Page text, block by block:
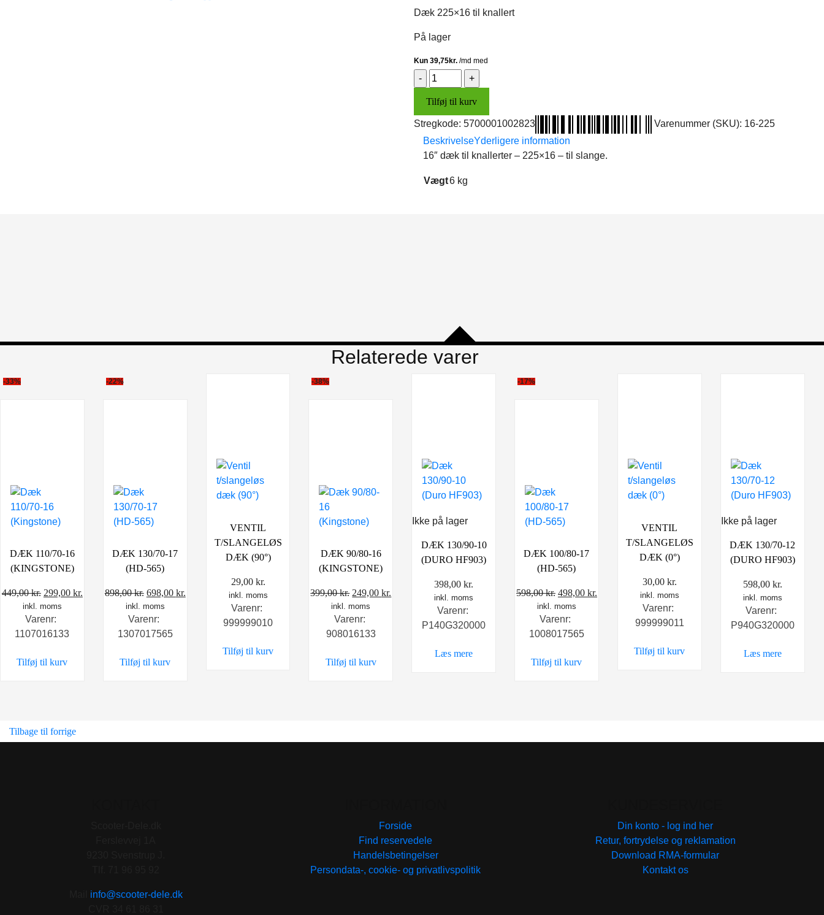
Dæk 225×16 til knallert
På lager
Dæk
225x16
antal
Tilføj til kurv
Stregkode: 5700001002823 Varenummer (SKU): 16-225
BeskrivelseYderligere information
16″ dæk til knallerter – 225×16 – til slange.
Vægt6 kg
Relaterede varer
-33%
DÆK 110/70-16
(KINGSTONE)
449,00kr. Den
oprindelige
pris
var:
299,00 kr.Den
inkl. moms
Varenr:
1107016133
Tilføj til kurv
-22%
DÆK 130/70-17
(HD-565)
898,00kr. Den
oprindelige
pris
var:
698,00 kr.Den
698,00 kr..
inkl. moms
Varenr:
1307017565
Tilføj til kurv
VENTIL
T/SLANGELØS
DÆK (90°)
29,00 kr.
inkl. moms
Varenr:
999999010
Tilføj til kurv
-38%
DÆK 90/80-16
(KINGSTONE)
399,00kr. Den
oprindelige
pris
var:
249,00kr.
249,00 kr..
inkl. moms
Varenr:
908016133
Tilføj til kurv
Ikke på lager
DÆK 130/90-10
(DURO HF903)
398,00kr.
inkl. moms
Varenr:
P140G320000
Læs mere
-17%
DÆK 100/80-17
(HD-565)
598,00kr. Den
oprindelige
pris
var:
498,00 kr.Den
498,00 kr..
inkl. moms
Varenr:
1008017565
Tilføj til kurv
VENTIL
T/SLANGELØS
DÆK (0°)
30,00 kr.
inkl. moms
Varenr:
999999011
Tilføj til kurv
Ikke på lager
DÆK 130/70-12
(DURO HF903)
598,00 kr.
inkl. moms
Varenr:
P940G320000
Læs mere
Tilbage til forrige
info@scooter-dele.dk
Forside
Find reservedele
Handelsbetingelser
Persondata-, cookie- og privatlivspolitik
Din konto - log ind her
Retur, fortrydelse og reklamation
Download RMA-formular
Kontakt os